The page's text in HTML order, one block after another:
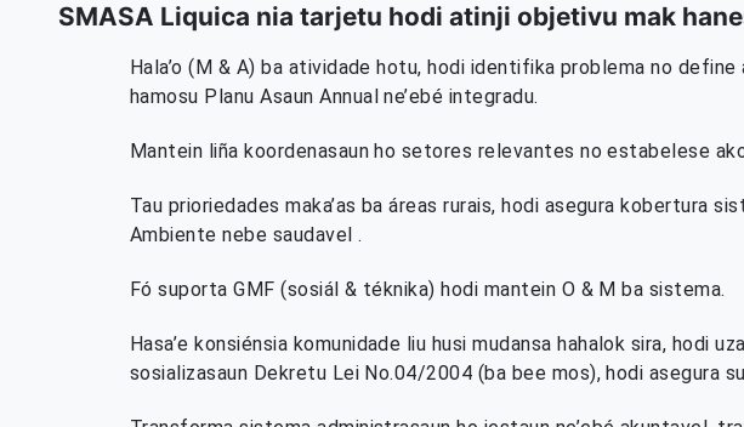
SMASA Liquica nia tarjetu hodi atinji objetivu mak
Hala’o (M & A) ba atividade hotu, hodi identifika problema no define
hamosu Planu Asaun Annual ne’ebé integradu.
Mantein liña koordenasaun ho setores relevantes no estabelese
Tau prioriedades maka’as ba áreas rurais, hodi asegura kobertura
Ambiente nebe saudavel .
Fó suporta GMF (sosiál & téknika) hodi mantein O & M ba sistema.
Hasa’e konsiénsia komunidade liu husi mudansa hahalok sira, hodi
sosializasaun Dekretu Lei No.04/2004 (ba bee mos), hodi asegura